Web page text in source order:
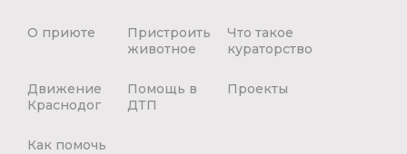
О приюте
Пристроить
животное
Что такое
кураторство
Движение
Краснодог
Помощь в
ДТП
Проекты
Как помочь